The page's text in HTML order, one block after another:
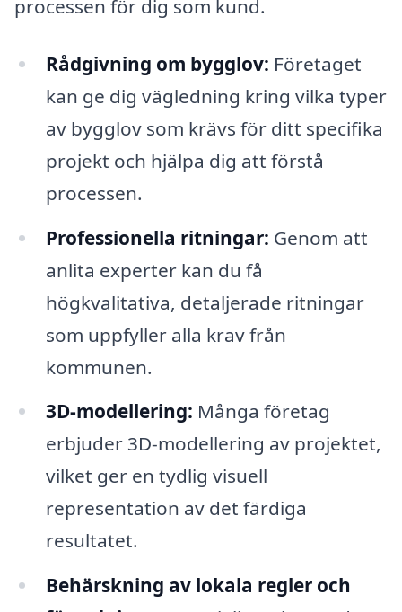
processen för dig som kund.
Rådgivning om bygglov: Företaget
kan ge dig vägledning kring vilka typer
av bygglov som krävs för ditt specifika
projekt och hjälpa dig att förstå
processen.
Professionella ritningar: Genom att
anlita experter kan du få
högkvalitativa, detaljerade ritningar
som uppfyller alla krav från
kommunen.
3D-modellering: Många företag
erbjuder 3D-modellering av projektet,
vilket ger en tydlig visuell
representation av det färdiga
resultatet.
Behärskning av lokala regler och